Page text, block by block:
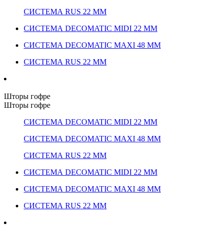
СИСТЕМА RUS 22 ММ
СИСТЕМА DECOMATIC MIDI 22 ММ
СИСТЕМА DECOMATIC MAXI 48 ММ
СИСТЕМА RUS 22 ММ
Шторы гофре
Шторы гофре
СИСТЕМА DECOMATIC MIDI 22 ММ
СИСТЕМА DECOMATIC MAXI 48 ММ
СИСТЕМА RUS 22 ММ
СИСТЕМА DECOMATIC MIDI 22 ММ
СИСТЕМА DECOMATIC MAXI 48 ММ
СИСТЕМА RUS 22 ММ